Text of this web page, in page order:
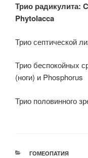
Трио радикулита:
Phytolacca
Трио септической
Трио беспокойных
(ноги) и Phosphorus
Трио половинного
РУБРИКИ
ГОМЕОПАТИЯ